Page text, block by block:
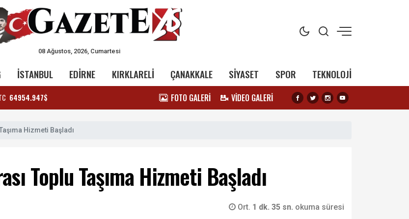
08 Ağustos, 2026, Cumartesi
İSTANBUL EDİRNE KIRKLARELİ ÇANAKKALE SİYASET SPOR TEKNOLOJİ
64954.947$ FOTO GALERİ VİDEO GALERİ
Hizmeti Başladı
Toplu Taşıma Hizmeti Başladı
Ort. 1 dk. 35 sn. okuma süresi